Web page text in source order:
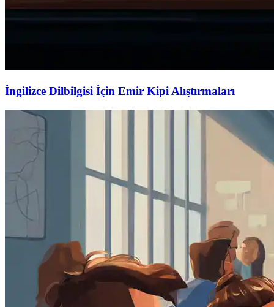
İngilizce Dilbilgisi İçin Emir Kipi Alıştırmaları